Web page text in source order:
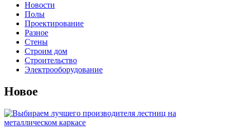
Новости
Полы
Проектирование
Разное
Стены
Строим дом
Строительство
Электрооборудование
Новое